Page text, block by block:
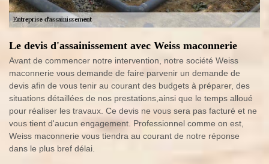
Le devis d'assainissement avec Weiss maconnerie
Avant de commencer notre intervention, notre société Weiss
maconnerie vous demande de faire parvenir un demande de
devis afin de vous tenir au courant des budgets à préparer, des
situations détaillées de nos prestations,ainsi que le temps alloué
pour réaliser les travaux. Ce devis ne vous sera pas facturé et ne
vous tient d'aucun engagement. Professionnel comme on est,
Weiss maconnerie vous tiendra au courant de notre réponse
dans le plus bref délai.